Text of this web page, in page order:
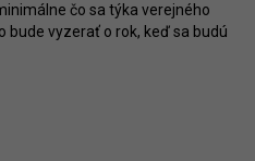
čo sa týka verejného
bude vyzerať o rok, keď sa budú